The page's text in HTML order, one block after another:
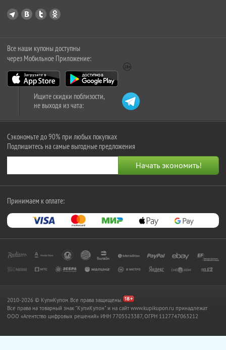
Все наши купоны доступны
через Мобильное Приложение:
Ищите скидки поблизости,
не выходя из чата:
Сэкономьте до 90% при любых покупках
Подпишитесь на самые выгодные предложения
Принимаем к оплате:
2010-2026 © КупиКупон. Все права защищены.
Все права на товарный знак "КупиКупон" и на сайт www.kupikupon.ru принадлежат
OOO «Агентство цифровых решений» ИНН 7705523387, ОГРН 1127747063212